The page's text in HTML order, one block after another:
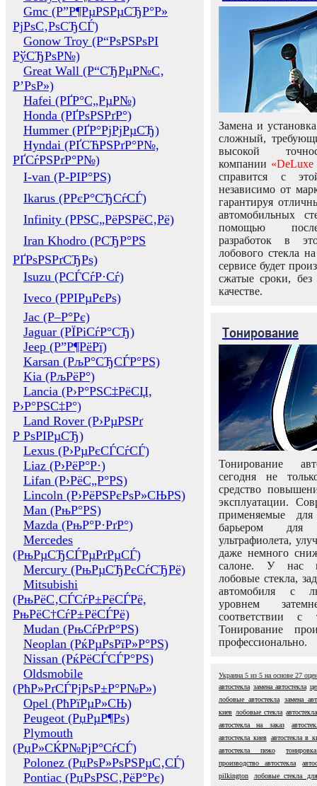
Gmc (Р”Р¶РµРЅРµСЂР°Р»
РјРѕС‚РѕСЂСЃ)
Gonow Troy (Р“РѕРЅРѕРІ
РўСЂРѕР№)
Great Wall (Р“СЂРµР№С‚
Р’РѕР»)
Hafei (РҐР°С„РµР№)
Honda (РҐРѕРЅРґР°)
Hummer (РҐР°РјРјРµСЂ)
Hyndai (РҐСЋРЅРґР°Р№,
РҐСѓРЅРґР°Р№)
I-van (Р-РІР°РЅ)
Ikarus (РРєР°СЂСѓСЃ)
Infinity (РРЅС„РёРЅРёС‚Рё)
Iran Khodro (РСЂР°РЅ
РҐРѕРЅРґСЂРѕ)
Isuzu (РСЃСѓР·Сѓ)
Iveco (РРІРµРєРѕ)
Jac (Р–Р°Рє)
Jaguar (РЇРіСѓР°СЂ)
Jeep (Р”Р¶РёРї)
Karsan (РљР°СЂСЃР°РЅ)
Kia (РљРёР°)
Lancia (Р›Р°РЅС‡РёСЏ,
Р›Р°РЅС‡Р°)
Land Rover (Р›РµРЅРґ
Р РѕРІРµСЂ)
Lexus (Р›РµРєСЃСѓСЃ)
Liaz (Р›РёР°Р·)
Lifan (Р›РёС„Р°РЅ)
Lincoln (Р›РёРЅРєРѕР»СЊРЅ)
Man (РњР°РЅ)
Mazda (РњР°Р·РґР°)
Mercedes
(РњРµСЂСЃРµРґРµСЃ)
Mercury (РњРµСЂРєСѓСЂРё)
Mitsubishi
(РњРёС‚СЃСѓР±РёСЃРё,
РњРёС†СѓР±РёСЃРё)
Mudan (РњСѓРґР°РЅ)
Neoplan (РќРµРѕРїР»Р°РЅ)
Nissan (РќРёСЃСЃР°РЅ)
Oldsmobile
(РћР»РґСЃРјРѕР±Р°Р№Р»)
Opel (РћРїРµР»СЊ)
Peugeot (РџРµР¶Рѕ)
Plymouth
(РџР»СЌР№РјР°СѓСЃ)
Polonez (РџРѕР»РѕРЅРµС‚СЃ)
Pontiac (РџРѕРЅС‚РёР°Рє)
Замена и
сложный,
высокой
компании «DeLuxe
справится с
независимо от
гарантируя
автомобильных
помощью
разработок в
лобового стекла
сервисе будет
сжатые сроки,
качестве.
Тонирование
Тонирование
сегодня не
средство
эксплуатации.
применяемые
барьером для
ультрафиолета,
даже немного
салоне. У нас
лобовые стекла,
автомобиля с
уровнем
соответствии с
Тонирование
профессионально.
Украина 5 из 5 на основе 27
автостекла замена автостекла
лобовые автостекла
замена
киев лобовые стекла
автостекла на заказ
автостекла киев автостекла в
автостекла пежо
производство автостекла
pilkington
лобовые стекла